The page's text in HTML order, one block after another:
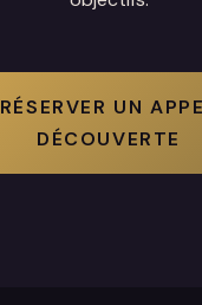
RÉSERVER UN
DÉCOUVERTE